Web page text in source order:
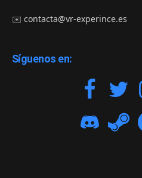
✉️contacta@vr-experince.es
Síguenos en: